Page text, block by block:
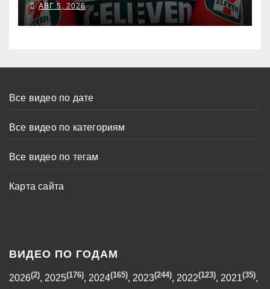
АВГ 5, 2026
Все видео по дате
Все видео по категориям
Все видео по тегам
Карта сайта
ВИДЕО ПО ГОДАМ
2026(2), 2025(176), 2024(165), 2023(244), 2022(123), 2021(35),